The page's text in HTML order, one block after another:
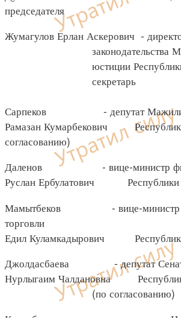
председателя
Жумагулов Ерлан Аскерович -
законодательства
юстиции Республики
секретарь
Сарпеков - депутат
Рамазан Кумарбекович
согласованию)
Даленов - вице-министр
Руслан Ербулатович Республики
Мамытбеков - вице-министр
торговли
Едил Куламкадырович
Джолдасбаева - депутат
Нурлыгаим Чалдановна
(по согласованию)